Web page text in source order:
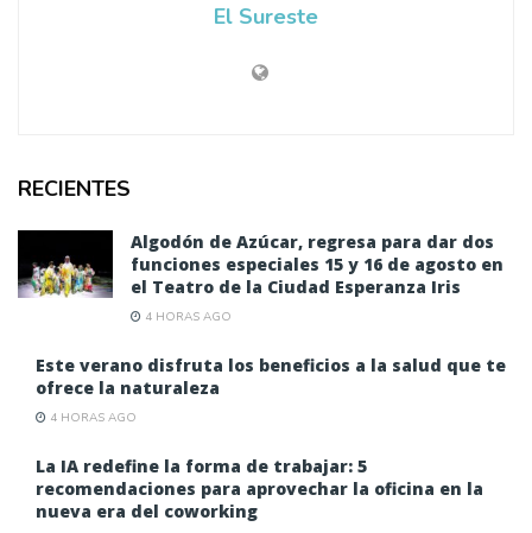
El Sureste
RECIENTES
Algodón de Azúcar, regresa para dar dos
funciones especiales 15 y 16 de agosto en
el Teatro de la Ciudad Esperanza Iris
4 HORAS AGO
Este verano disfruta los beneficios a la salud que te
ofrece la naturaleza
4 HORAS AGO
La IA redefine la forma de trabajar: 5
recomendaciones para aprovechar la oficina en la
nueva era del coworking